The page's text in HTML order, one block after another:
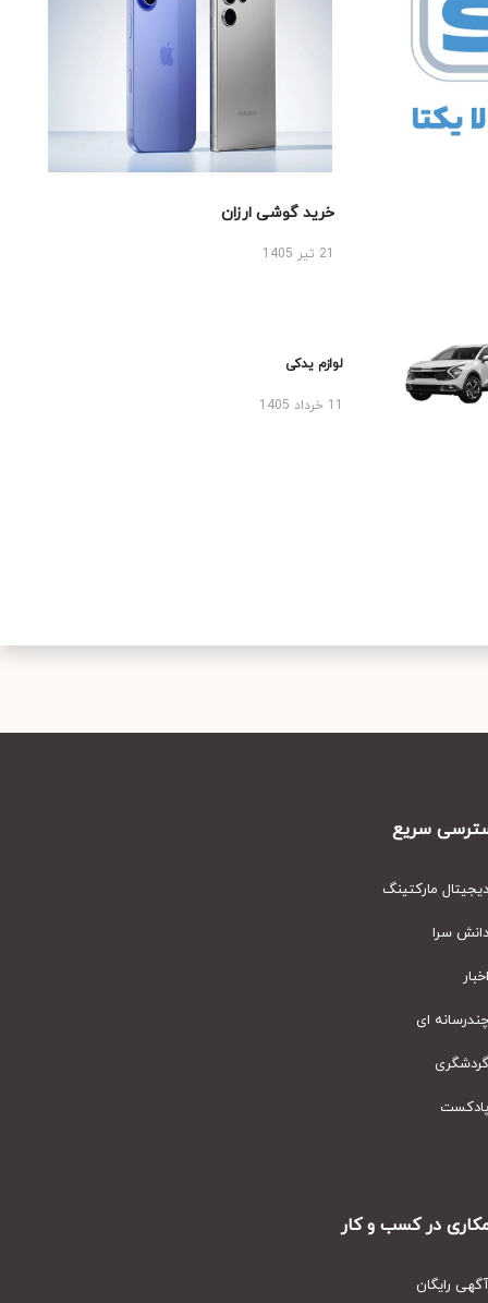
خرید گوشی ارزان
لوازم یدکی
سریع
مارکتینگ
سرا
ای
در کسب و کار
رایگان